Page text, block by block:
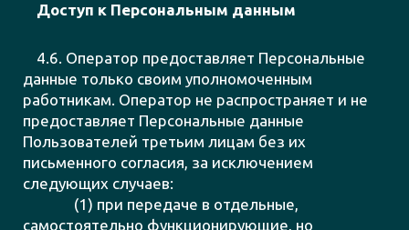
Доступ к Персональным данным
4.6. Оператор предоставляет Персональные
данные только своим уполномоченным
работникам. Оператор не распространяет и не
предоставляет Персональные данные
Пользователей третьим лицам без их
письменного согласия, за исключением
следующих случаев:
(1) при передаче в отдельные,
самостоятельно функционирующие, но